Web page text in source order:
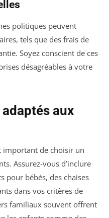
politiques peuvent
tels que des frais de
Soyez conscient de ces
désagréables à votre
aux
important de choisir un
Assurez-vous d’inclure
pour bébés, des chaises
dans vos critères de
familiaux souvent offrent